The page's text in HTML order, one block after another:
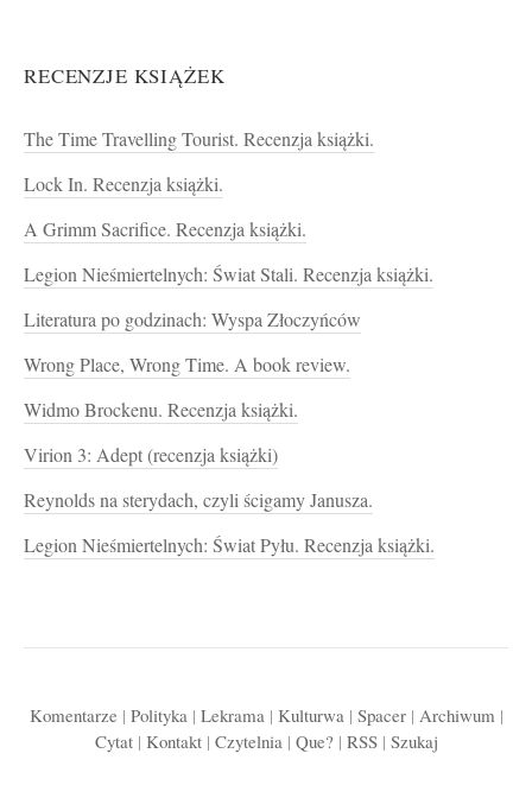
RECENZJE KSIĄŻEK
The Time Travelling Tourist. Recenzja książki.
Lock In. Recenzja książki.
A Grimm Sacrifice. Recenzja książki.
Legion Nieśmiertelnych: Świat Stali. Recenzja książki.
Literatura po godzinach: Wyspa Złoczyńców
Wrong Place, Wrong Time. A book review.
Widmo Brockenu. Recenzja książki.
Virion 3: Adept (recenzja książki)
Reynolds na sterydach, czyli ścigamy Janusza.
Legion Nieśmiertelnych: Świat Pyłu. Recenzja książki.
Komentarze | Polityka | Lekrama | Kulturwa | Spacer| Archiwum |
Cytat| Kontakt| Czytelnia | Que? | RSS| Szukaj